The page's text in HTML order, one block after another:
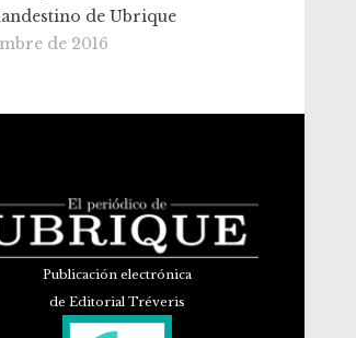
de Ubrique
de 2016
Publicación electrónica
de Editorial Tréveris